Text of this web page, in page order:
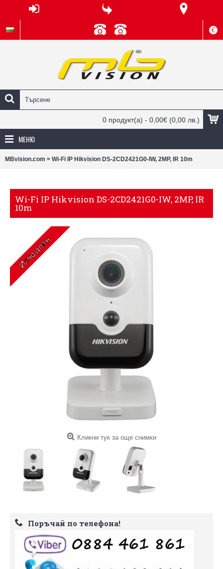
€
0 продукт(а) - 0,00€ (0,00 лв.)
МЕНЮ
MBvision.com » Wi-Fi IP Hikvision DS-2CD2421G0-IW, 2MP, IR 10m
Wi-Fi IP Hikvision DS-2CD2421G0-IW, 2MP, IR
10m
Кликни тук за още снимки
Поръчай по телефона!